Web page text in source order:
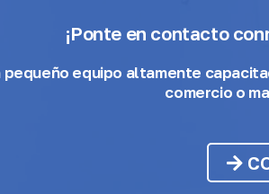
¡Ponte en contacto
pequeño equipo altamente
comercio o